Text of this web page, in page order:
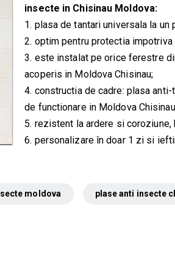
insecte in Chisinau Moldova:
1. plasa de tantari universala la
2. optim pentru protectia
3. este instalat pe orice ferestre
acoperis in Moldova Chisinau;
4. constructia de cadre: plasa
de functionare in Moldova
5. rezistent la ardere si
6. personalizare în doar 1 zi si
moldova plase anti insecte